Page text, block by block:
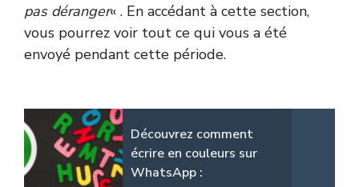
pas déranger« . En accédant à cette section,
vous pourrez voir tout ce qui vous a été
envoyé pendant cette période.
Découvrez comment
écrire en couleurs sur
WhatsApp :